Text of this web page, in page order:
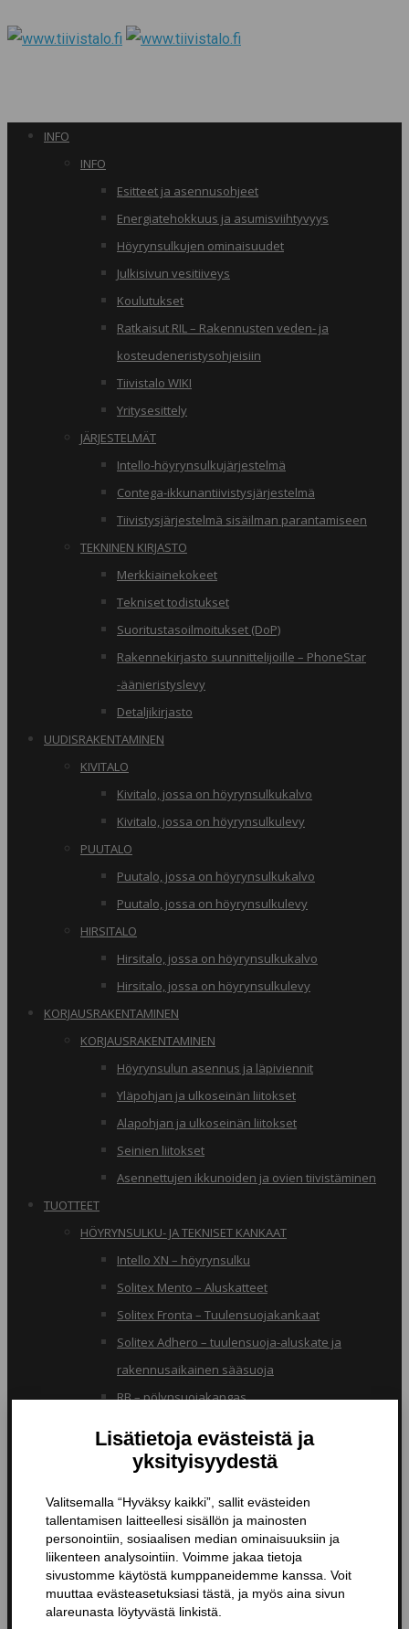
INFO
INFO
Esitteet ja asennusohjeet
Energiatehokkuus ja asumisviihtyvyys
Höyrynsulkujen ominaisuudet
Julkisivun vesitiiveys
Koulutukset
Ratkaisut RIL – Rakennusten veden- ja
kosteudeneristysohjeisiin
Tiivistalo WIKI
Yritysesittely
JÄRJESTELMÄT
Intello-höyrynsulkujärjestelmä
Contega-ikkunantiivistysjärjestelmä
Tiivistysjärjestelmä sisäilman parantamiseen
TEKNINEN KIRJASTO
Merkkiainekokeet
Tekniset todistukset
Suoritustasoilmoitukset (DoP)
Rakennekirjasto suunnittelijoille – PhoneStar
-äänieristyslevy
Detaljikirjasto
UUDISRAKENTAMINEN
KIVITALO
Kivitalo, jossa on höyrynsulkukalvo
Kivitalo, jossa on höyrynsulkulevy
PUUTALO
Puutalo, jossa on höyrynsulkukalvo
Puutalo, jossa on höyrynsulkulevy
HIRSITALO
Hirsitalo, jossa on höyrynsulkukalvo
Hirsitalo, jossa on höyrynsulkulevy
KORJAUSRAKENTAMINEN
KORJAUSRAKENTAMINEN
Höyrynsulun asennus ja läpiviennit
Yläpohjan ja ulkoseinän liitokset
Alapohjan ja ulkoseinän liitokset
Seinien liitokset
Asennettujen ikkunoiden ja ovien tiivistäminen
TUOTTEET
HÖYRYNSULKU- JA TEKNISET KANKAAT
Intello XN – höyrynsulku
Solitex Mento – Aluskatteet
Solitex Fronta – Tuulensuojakankaat
Solitex Adhero – tuulensuoja-aluskate ja
rakennusaikainen sääsuoja
RB – pölynsuojakangas
Butyylinauhat ja -teipit
Läpiviennit
Tiivistyspinnoitteet ja -massat
Tiivistysteipit
Pohjustusaineet ja tarvikkeet
Nanopinnoitteet